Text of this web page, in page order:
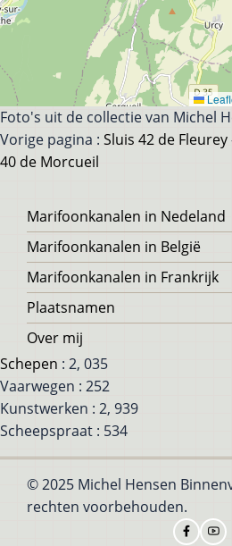
Foto's uit de collectie van Michel
Vorige pagina : Sluis 42 de Fleurey
40 de Morcueil
Voet
Marifoonkanalen in Nedeland
Marifoonkanalen in België
Marifoonkanalen in Frankrijk
Plaatsnamen
Over mij
Schepen : 2, 035
Vaarwegen : 252
Kunstwerken : 2, 939
Scheepspraat : 534
© 2025 Michel Hensen
rechten voorbehouden.